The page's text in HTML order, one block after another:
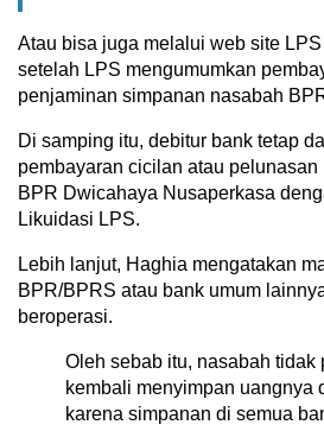
Atau bisa juga melalui web site
setelah LPS mengumumkan
penjaminan simpanan nasabah
Di samping itu, debitur bank tetap
pembayaran cicilan atau
BPR Dwicahaya Nusaperkasa
Likuidasi LPS.
Lebih lanjut, Haghia mengatakan
BPR/BPRS atau bank umum
beroperasi.
Oleh sebab itu, nasabah tidak
kembali menyimpan uangnya
karena simpanan di semua